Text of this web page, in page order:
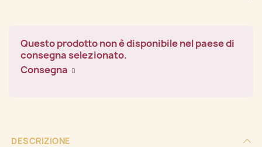
Questo prodotto non è disponibile nel paese di
consegna selezionato.
Consegna
DESCRIZIONE